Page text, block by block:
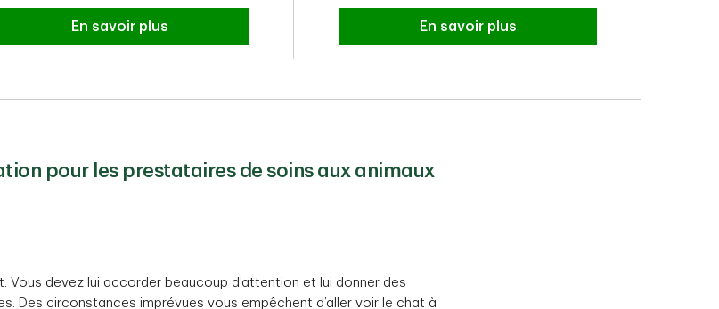
En savoir plus En savoir plus
pour les prestataires de soins aux animaux
Vous devez lui accorder beaucoup d’attention et lui donner des
Des circonstances imprévues vous empêchent d’aller voir le chat à